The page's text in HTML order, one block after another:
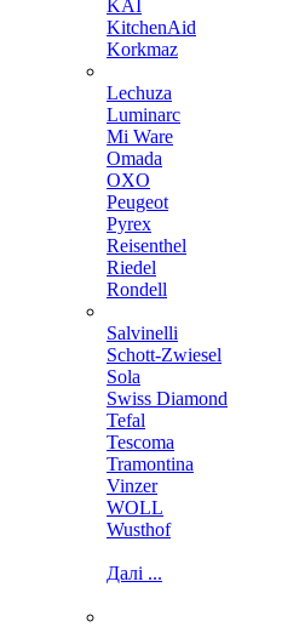
KAI
KitchenAid
Korkmaz
Lechuza
Luminarc
Mi Ware
Omada
OXO
Peugeot
Pyrex
Reisenthel
Riedel
Rondell
Salvinelli
Schott-Zwiesel
Sola
Swiss Diamond
Tefal
Tescoma
Tramontina
Vinzer
WOLL
Wusthof
Далі ...